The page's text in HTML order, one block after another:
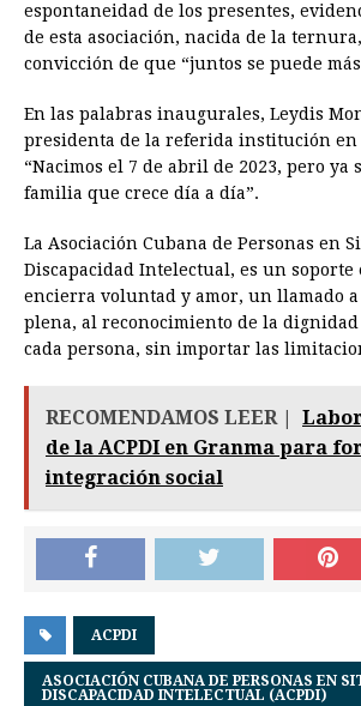
espontaneidad de los presentes,
de esta asociación, nacida de la
convicción de que “juntos se puede
En las palabras inaugurales, Leydis
presidenta de la referida institución en
“Nacimos el 7 de abril de 2023, pero ya
familia que crece día a día”.
La Asociación Cubana de Personas en
Discapacidad Intelectual, es un soporte
encierra voluntad y amor, un llamado
plena, al reconocimiento de la dignidad
cada persona, sin importar las
RECOMENDAMOS LEER |
de la ACPDI en Granma para
integración social
ACPDI
ASOCIACIÓN CUBANA DE PERSONAS EN
DISCAPACIDAD INTELECTUAL (ACPDI)